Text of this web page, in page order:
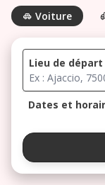
Voiture
Lieu de départ
Dates et
proximité